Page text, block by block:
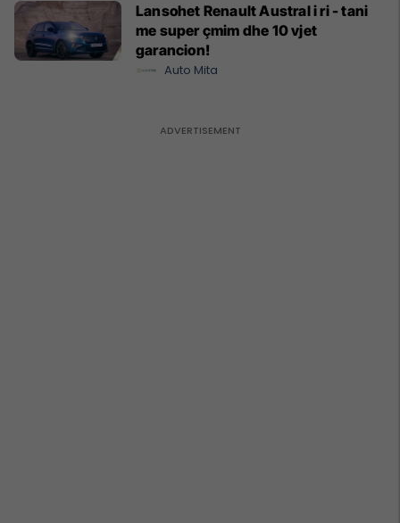
Lansohet Renault Austral i ri - tani
me super çmim dhe 10 vjet
garancion!
Auto Mita